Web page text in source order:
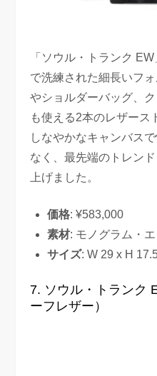
「ソウル・トランク
で洗練された細長いフ
やショルダーバッグ、
も使える2本のレザース
しなやかなキャンバス
なく、最先端のトレン
上げました。
価格: ¥583,000
素材: モノグラム・
サイズ: W 29 x H
7. ソウル・トランク
ーフレザー）